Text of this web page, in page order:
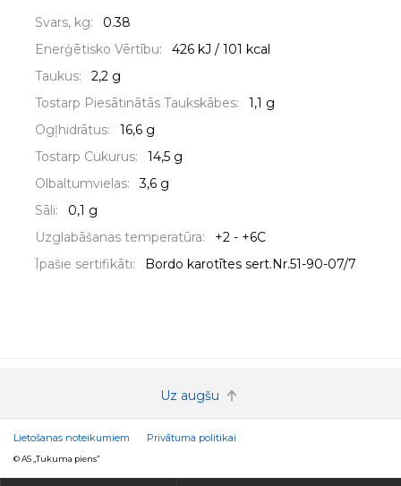
Svars, kg:
0.38
Enerģētisko Vērtību:
426 kJ / 101 kcal
Taukus:
2,2 g
Tostarp Piesātinātās Taukskābes:
1,1 g
Ogļhidrātus:
16,6 g
Tostarp Cukurus:
14,5 g
Olbaltumvielas:
3,6 g
Sāli:
0,1 g
Uzglabāšanas temperatūra:
+2 - +6C
Īpašie sertifikāti:
Bordo karotītes sert.Nr.51-90-07/7
Uz augšu
Lietošanas noteikumiem Privātuma politikai
© AS „Tukuma piens”